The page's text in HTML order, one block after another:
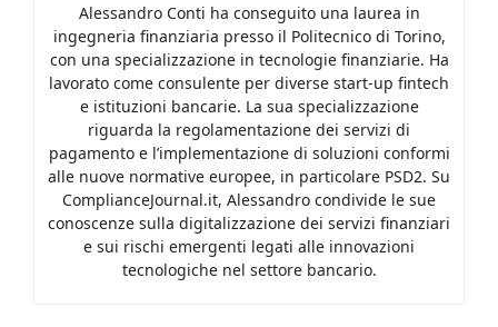
Alessandro Conti ha conseguito una laurea in
ingegneria finanziaria presso il Politecnico di Torino,
con una specializzazione in tecnologie finanziarie. Ha
lavorato come consulente per diverse start-up fintech
e istituzioni bancarie. La sua specializzazione
riguarda la regolamentazione dei servizi di
pagamento e l’implementazione di soluzioni conformi
alle nuove normative europee, in particolare PSD2. Su
ComplianceJournal.it, Alessandro condivide le sue
conoscenze sulla digitalizzazione dei servizi finanziari
e sui rischi emergenti legati alle innovazioni
tecnologiche nel settore bancario.